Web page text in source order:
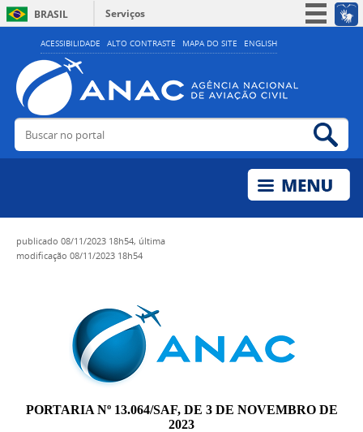
ACESSIBILIDADE ALTO CONTRASTE MAPA DO SITE ENGLISH
BRASIL
Serviços
Simplifique!
Acesso à informação
Legislação
Buscar no portal
publicado 08/11/2023 18h54, última
modificação 08/11/2023 18h54
PORTARIA Nº 13.064/SAF, DE 3 DE NOVEMBRO DE
2023